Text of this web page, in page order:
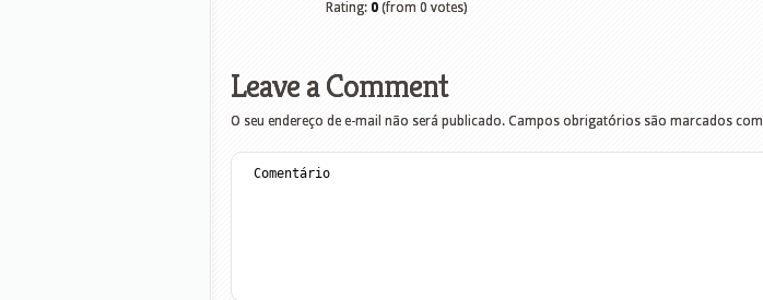
Rating: 0 (from 0 votes)
Leave a Comment
O seu endereço de e-mail não será publicado. Campos obrigatórios são marcados com